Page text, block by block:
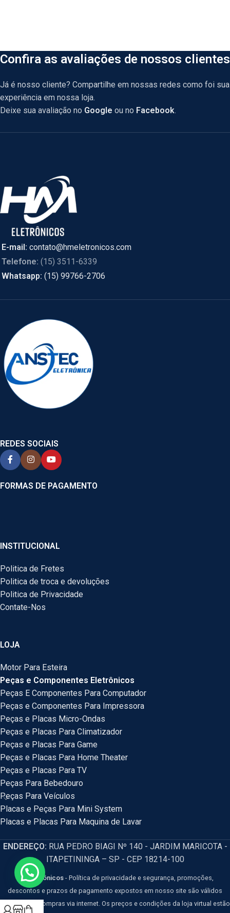
Confira as avaliações de nossos clientes
Já é nosso cliente? Compartilhe em nossas redes como foi sua
experiência em nossa loja.
Deixe sua avaliação no Google ou no Facebook.
E-mail: contato@hmeletronicos.com
Telefone: (15) 3511-6339
Whatsapp: (15) 99766-2706
REDES SOCIAIS
FORMAS DE PAGAMENTO
INSTITUCIONAL
Politica de Fretes
Politica de troca e devoluções
Politica de Privacidade
Contate-Nos
LOJA
Motor Para Esteira
Peças e Componentes Eletrônicos
Peças E Componentes Para Computador
Peças e Componentes Para Impressora
Peças e Placas Micro-Ondas
Peças e Placas Para Climatizador
Peças e Placas Para Game
Peças e Placas Para Home Theater
Peças e Placas Para TV
Peças Para Bebedouro
Peças Para Veículos
Placas e Peças Para Mini System
Placas e Placas Para Maquina de Lavar
ENDEREÇO: RUA PEDRO BIAGI Nº 140 - JARDIM MARICOTA -
ITAPETININGA – SP - CEP 18214-100
HM Eletrônicos - Política de privacidade e segurança, promoções,
descontos e prazos de pagamento expostos em nosso site são válidos
apenas para compras via internet. Os preços e condições da loja virtual estão